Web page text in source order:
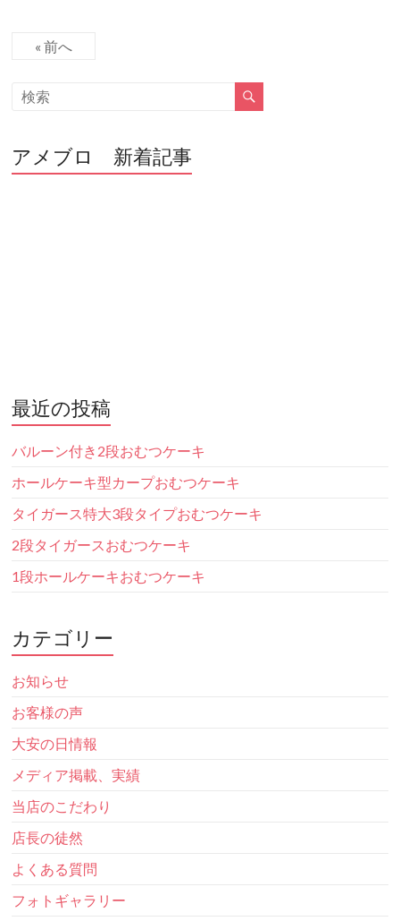
« 前へ
アメブロ 新着記事
最近の投稿
バルーン付き2段おむつケーキ
ホールケーキ型カープおむつケーキ
タイガース特大3段タイプおむつケーキ
2段タイガースおむつケーキ
1段ホールケーキおむつケーキ
カテゴリー
お知らせ
お客様の声
大安の日情報
メディア掲載、実績
当店のこだわり
店長の徒然
よくある質問
フォトギャラリー